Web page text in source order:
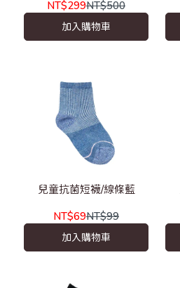
NT$299NT$500
加入購物車
兒童抗菌短襪/線條藍
NT$69NT$99
加入購物車